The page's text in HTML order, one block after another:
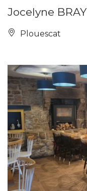
Jocelyne BRAY
Plouescat